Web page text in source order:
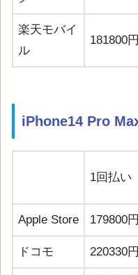
楽天モバイ
ル
181800円
iPhone14 Pro
1回払い
Apple Store 179800円
ドコモ 220330円